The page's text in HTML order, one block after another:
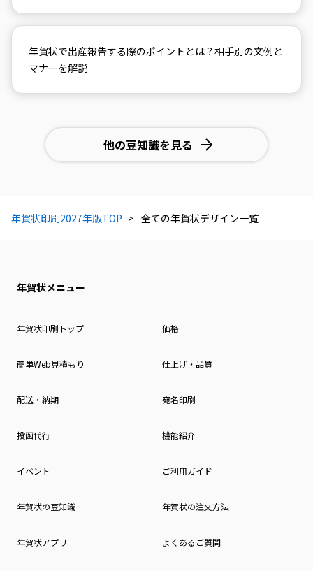
年賀状で出産報告する際のポイントとは？相手別の文例と
マナーを解説
他の豆知識を見る
年賀状印刷2027年版TOP 全ての年賀状デザイン一覧
年賀状メニュー
年賀状印刷トップ 価格
簡単Web見積もり 仕上げ・品質
配送・納期 宛名印刷
投函代行 機能紹介
イベント ご利用ガイド
年賀状の豆知識 年賀状の注文方法
年賀状アプリ よくあるご質問